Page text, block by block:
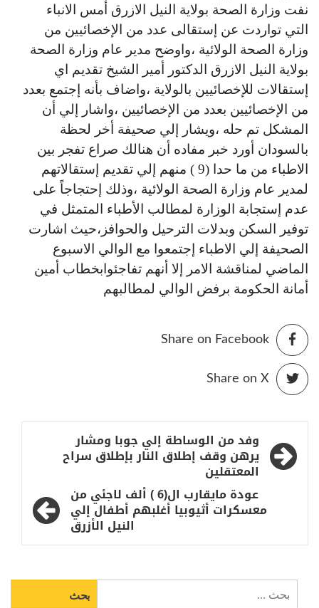
نفت وزارة الصحة بولاية النيل الازرق أمس الانباء
التي تواردت عن إستقالى عدد من الإخصائيين من
وزارة الصحة الولائية ،واوضح مدير عام وزارة الصحة
بولاية النيل الازرق الدكتور أمير الشيخ تقديم اي
إستقالات للإخصائيين بالولاية ،واضاف بأنه إجتمع بعدد
من الإخصائيين بعدد من الإخصائيين ،واشار إلي أن
المشكل تم حله ،ويشار إلي صحيفة أخر لحظة
بالسودان أورد خبر مفاده أن هنالك صراع تفجر بين
الاطباء من ما حدا (9 ) منهم إلي تقديم إستقالاتهم
لمدير عام وزارة الصحة الولائية ،وذلك إحتجاجاً على
عدم إستجابة الوزارة لمطالب الأطباء المتمثل في
توفير السكن وبدلات الترحيل والحوافز،حيث اشارت
الصحيفة إلي الاطباء إجتمعوا مع الوالي الاسبوع
الماضي لمناقشة الامر إلا أنهم تفاجئوابخطاب أمين
أمانة الحكومة برفض الوالي لمطالبهم
Share on Facebook
Share on X
تصفّح
المقالات
وفد من الوساطة إلي جوبا ومشار
يرهن وقف إطلاق النار بإطلاق سراح
المعتقلين
عودة مايقارب ال(6 ) ألف لاجئي من
معسكرات أثيوبيا أغلبهم أطفال إلي
النيل الأزرق
عن: